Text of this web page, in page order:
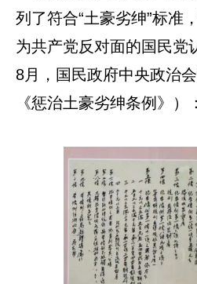
列了符合“土豪劣绅”标准
为共产党反对面的国民党
8月，国民政府中央政治
《惩治土豪劣绅条例》）：